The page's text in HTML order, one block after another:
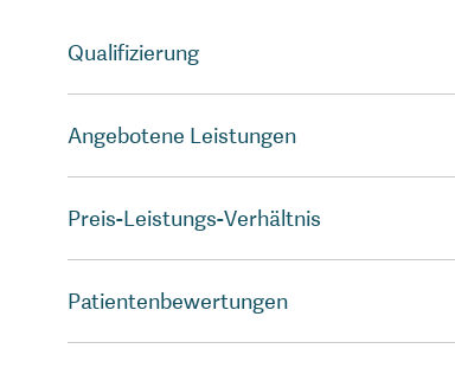
Qualifizierung
Angebotene Leistungen
Preis-Leistungs-Verhältnis
Patientenbewertungen